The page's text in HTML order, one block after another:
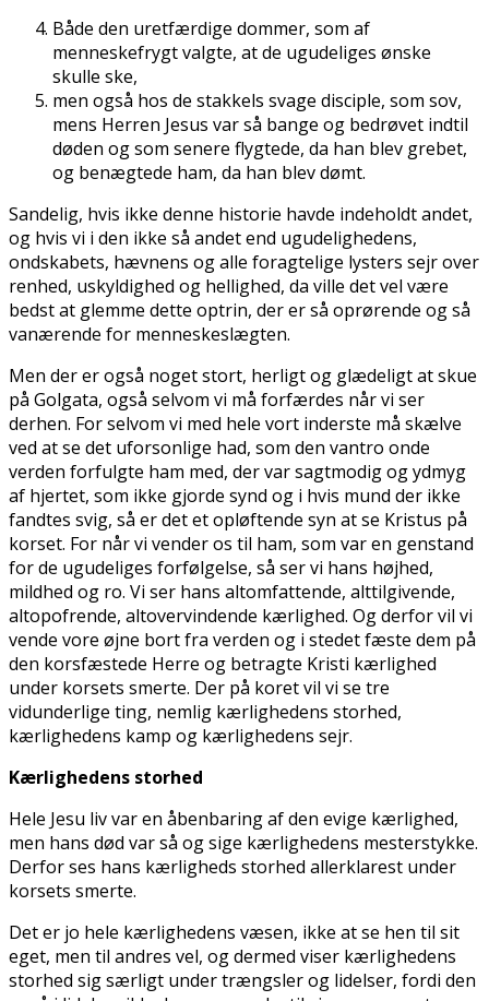
Både den uretfærdige dommer, som af
menneskefrygt valgte, at de ugudeliges ønske
skulle ske,
men også hos de stakkels svage disciple, som sov,
mens Herren Jesus var så bange og bedrøvet indtil
døden og som senere flygtede, da han blev grebet,
og benægtede ham, da han blev dømt.
Sandelig, hvis ikke denne historie havde indeholdt andet,
og hvis vi i den ikke så andet end ugudelighedens,
ondskabets, hævnens og alle foragtelige lysters sejr over
renhed, uskyldighed og hellighed, da ville det vel være
bedst at glemme dette optrin, der er så oprørende og så
vanærende for menneskeslægten.
Men der er også noget stort, herligt og glædeligt at skue
på Golgata, også selvom vi må forfærdes når vi ser
derhen. For selvom vi med hele vort inderste må skælve
ved at se det uforsonlige had, som den vantro onde
verden forfulgte ham med, der var sagtmodig og ydmyg
af hjertet, som ikke gjorde synd og i hvis mund der ikke
fandtes svig, så er det et opløftende syn at se Kristus på
korset. For når vi vender os til ham, som var en genstand
for de ugudeliges forfølgelse, så ser vi hans højhed,
mildhed og ro. Vi ser hans altomfattende, alttilgivende,
altopofrende, altovervindende kærlighed. Og derfor vil vi
vende vore øjne bort fra verden og i stedet fæste dem på
den korsfæstede Herre og betragte Kristi kærlighed
under korsets smerte. Der på koret vil vi se tre
vidunderlige ting, nemlig kærlighedens storhed,
kærlighedens kamp og kærlighedens sejr.
Kærlighedens storhed
Hele Jesu liv var en åbenbaring af den evige kærlighed,
men hans død var så og sige kærlighedens mesterstykke.
Derfor ses hans kærligheds storhed allerklarest under
korsets smerte.
Det er jo hele kærlighedens væsen, ikke at se hen til sit
eget, men til andres vel, og dermed viser kærlighedens
storhed sig særligt under trængsler og lidelser, fordi den